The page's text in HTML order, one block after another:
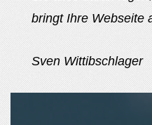
bringt Ihre Webseite
Sven Wittibschlager